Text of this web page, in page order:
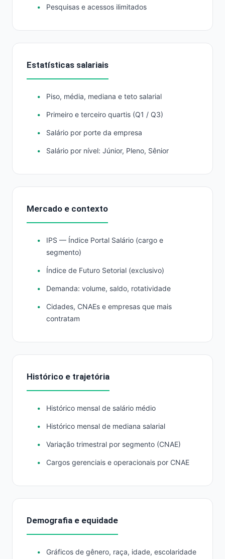
Pesquisas e acessos ilimitados
Estatísticas salariais
Piso, média, mediana e teto salarial
Primeiro e terceiro quartis (Q1 / Q3)
Salário por porte da empresa
Salário por nível: Júnior, Pleno, Sênior
Mercado e contexto
IPS — Índice Portal Salário (cargo e
segmento)
Índice de Futuro Setorial (exclusivo)
Demanda: volume, saldo, rotatividade
Cidades, CNAEs e empresas que mais
contratam
Histórico e trajetória
Histórico mensal de salário médio
Histórico mensal de mediana salarial
Variação trimestral por segmento (CNAE)
Cargos gerenciais e operacionais por CNAE
Demografia e equidade
Gráficos de gênero, raça, idade, escolaridade